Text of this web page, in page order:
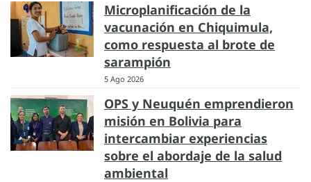
Microplanificación de la
vacunación en Chiquimula,
como respuesta al brote de
sarampión
5 Ago 2026
OPS y Neuquén emprendieron
misión en Bolivia para
intercambiar experiencias
sobre el abordaje de la salud
ambiental